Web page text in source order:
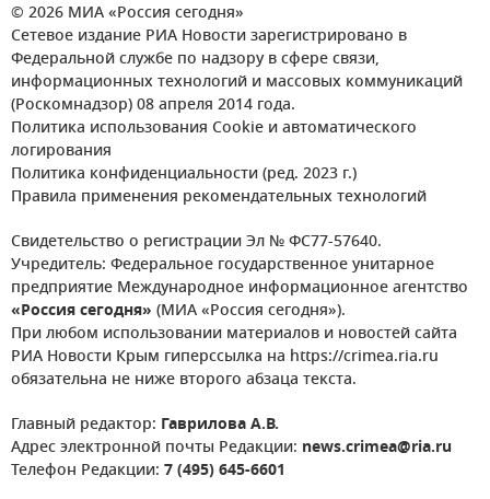
© 2026 МИА «Россия сегодня»
Сетевое издание РИА Новости зарегистрировано в
Федеральной службе по надзору в сфере связи,
информационных технологий и массовых коммуникаций
(Роскомнадзор) 08 апреля 2014 года.
Политика использования Cookie и автоматического
логирования
Политика конфиденциальности (ред. 2023 г.)
Правила применения рекомендательных технологий
Свидетельство о регистрации Эл № ФС77-57640.
Учредитель: Федеральное государственное унитарное
предприятие Международное информационное агентство
«Россия сегодня» (МИА «Россия сегодня»).
При любом использовании материалов и новостей сайта
РИА Новости Крым гиперссылка на https://crimea.ria.ru
обязательна не ниже второго абзаца текста.
Главный редактор: Гаврилова А.В.
Адрес электронной почты Редакции: news.crimea@ria.ru
Телефон Редакции: 7 (495) 645-6601